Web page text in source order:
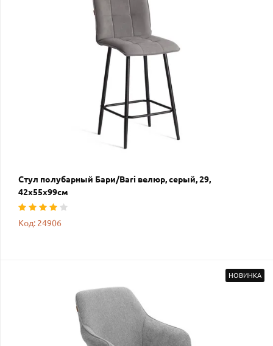
Стул полубарный Бари/Bari велюр, серый, 29,
42х55х99см
Код: 24906
НОВИНКА